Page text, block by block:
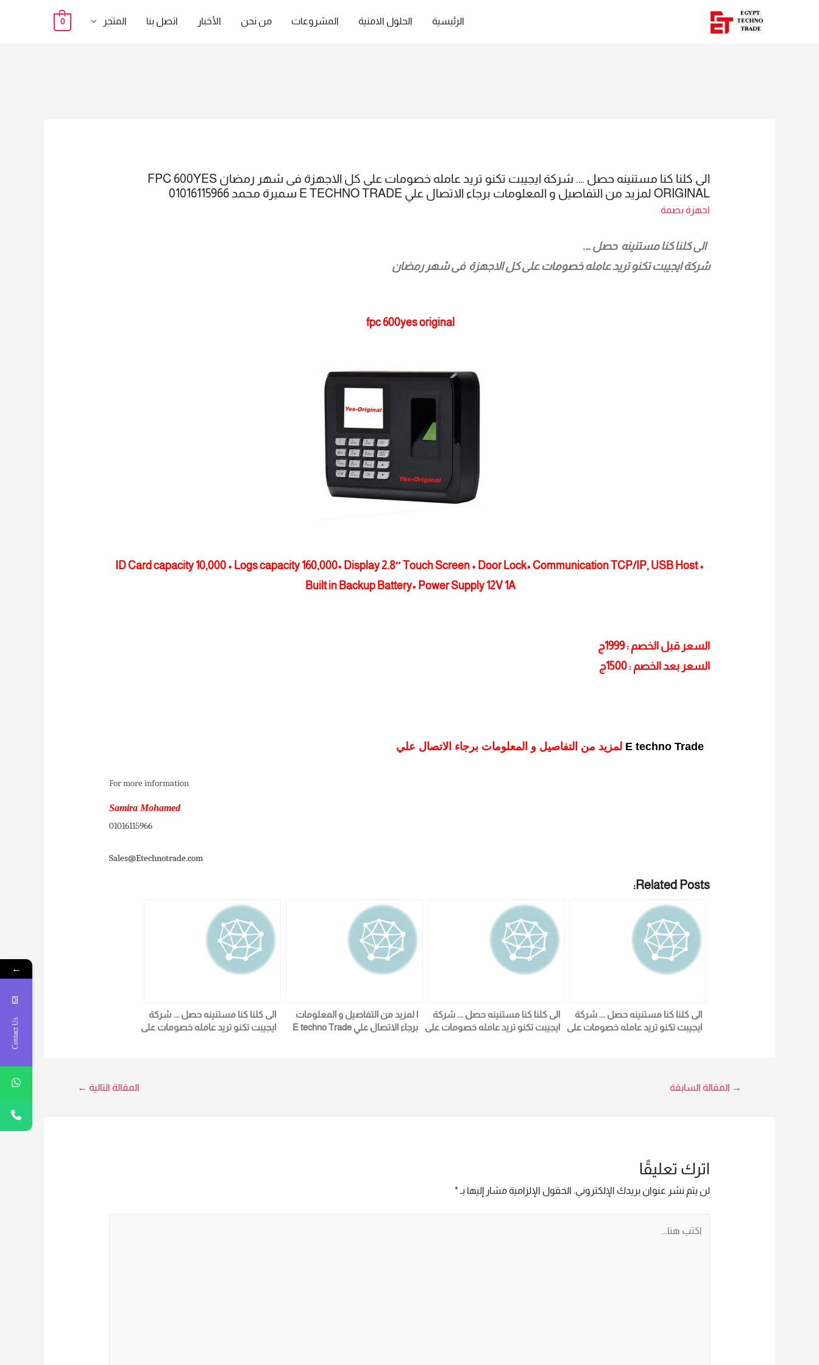
الرئيسية الحلول الامنية المشروعات من نحن الأخبار اتصل بنا المتجر 0
الى كلنا كنا مستنينه حصل …. شركة ايجيبت تكنو تريد عامله خصومات على كل الاجهزة فى شهر رمضان FPC 600YES
ORIGINAL لمزيد من التفاصيل و المعلومات برجاء الاتصال علي E TECHNO TRADE سميرة محمد 01016115966
اجهزة بصمة
الى كلنا كنا مستنينه حصل ….
شركة ايجيبت تكنو تريد عامله خصومات على كل الاجهزة فى شهر رمضان
fpc 600yes original
ID Card capacity 10,000 • Logs capacity 160,000• Display 2.8″ Touch Screen • Door Lock• Communication TCP/IP, USB Host •
Built in Backup Battery• Power Supply 12V 1A
السعر قبل الخصم : 1999ج
السعر بعد الخصم : 1500ج
E techno Trade
For more information
Samira Mohamed
01016115966
Sales@Etechnotrade.com
Related Posts:
الى كلنا كنا مستنينه حصل …. شركة
ايجيبت تكنو تريد عامله خصومات على
01016115966
الى كلنا كنا مستنينه حصل …. شركة
ايجيبت تكنو تريد عامله خصومات على
ا لمزيد من التفاصيل و المعلومات
برجاء الاتصال علي E techno Trade
الى كلنا كنا مستنينه حصل …. شركة
ايجيبت تكنو تريد عامله خصومات على
تصفّح
→ المقالة السابقة المقالة التالية ←
اترك تعليقًا
لن يتم نشر عنوان بريدك الإلكتروني. الحقول الإلزامية مشار إليها بـ*
←
Contact Us